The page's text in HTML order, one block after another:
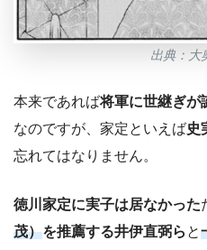
出典：
本来であれば将軍に世継ぎが
なのですが、家定といえば史
忘れてはなりません。
徳川家定に実子は居なかった
茂）を推薦する井伊直弼ら と